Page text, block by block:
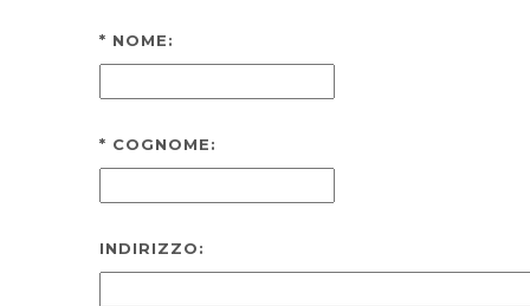
* NOME:
* COGNOME:
INDIRIZZO: